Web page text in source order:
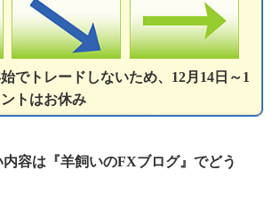
でトレードしないため、12月14日～1
トはお休み
容は『羊飼いのFXブログ』でどう